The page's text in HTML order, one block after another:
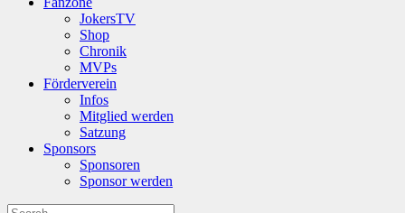
JokersTV
Shop
Chronik
MVPs
Förderverein
Infos
Mitglied werden
Satzung
Sponsors
Sponsoren
Sponsor werden